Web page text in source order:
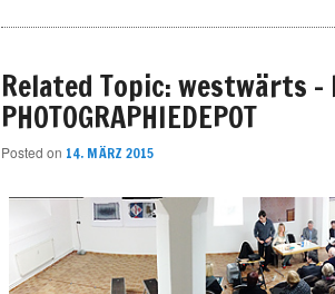
Related Topic: westwärts
PHOTOGRAPHIEDEPOT
Posted on 14. MÄRZ 2015